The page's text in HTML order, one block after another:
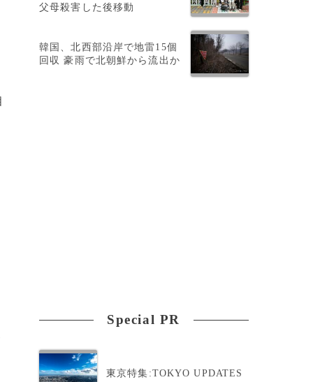
父母殺害した後移動
韓国、北西部沿岸で地雷15個
回収 豪雨で北朝鮮から流出か
Special PR
東京特集:TOKYO UPDATES